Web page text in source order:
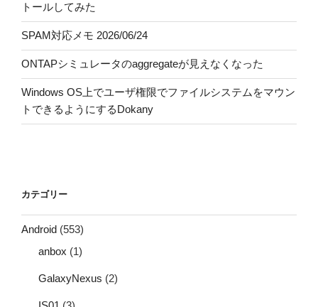
トールしてみた
SPAM対応メモ 2026/06/24
ONTAPシミュレータのaggregateが見えなくなった
Windows OS上でユーザ権限でファイルシステムをマウン
トできるようにするDokany
カテゴリー
Android (553)
anbox (1)
GalaxyNexus (2)